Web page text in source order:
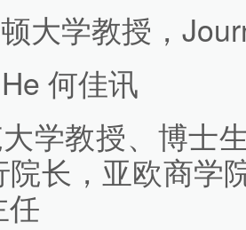
大学教授，
何佳讯
学教授、博士
长，亚欧商学
任